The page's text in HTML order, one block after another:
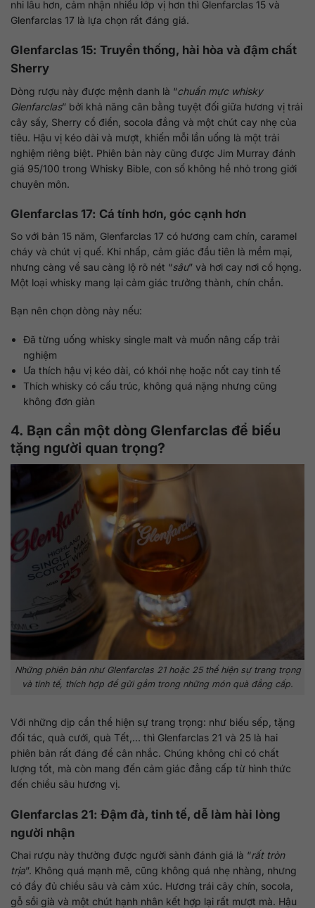
nhi lâu hơn, cảm nhận nhiều lớp vị hơn thì Glenfarclas 15 và
Glenfarclas 17 là lựa chọn rất đáng giá.
Glenfarclas 15: Truyền thống, hài hòa và đậm chất
Sherry
Dòng rượu này được mệnh danh là “chuẩn mực whisky
Glenfarclas” bởi khả năng cân bằng tuyệt đối giữa hương vị trái
cây sấy, Sherry cổ điển, socola đắng và một chút cay nhẹ của
tiêu. Hậu vị kéo dài và mượt, khiến mỗi lần uống là một trải
nghiệm riêng biệt. Phiên bản này cũng được Jim Murray đánh
giá 95/100 trong Whisky Bible, con số không hề nhỏ trong giới
chuyên môn.
Glenfarclas 17: Cá tính hơn, góc cạnh hơn
So với bản 15 năm, Glenfarclas 17 có hương cam chín, caramel
cháy và chút vị quế. Khi nhấp, cảm giác đầu tiên là mềm mại,
nhưng càng về sau càng lộ rõ nét “sâu” và hơi cay nơi cổ họng.
Một loại whisky mang lại cảm giác trưởng thành, chín chắn.
Bạn nên chọn dòng này nếu:
Đã từng uống whisky single malt và muốn nâng cấp trải
nghiệm
Ưa thích hậu vị kéo dài, có khói nhẹ hoặc nốt cay tinh tế
Thích whisky có cấu trúc, không quá nặng nhưng cũng
không đơn giản
4. Bạn cần một dòng Glenfarclas để biếu
tặng người quan trọng?
Những phiên bản như Glenfarclas 21 hoặc 25 thể hiện sự trang trọng
và tinh tế, thích hợp để gửi gắm trong những món quà đẳng cấp.
Với những dịp cần thể hiện sự trang trọng: như biếu sếp, tặng
đối tác, quà cưới, quà Tết,… thì Glenfarclas 21 và 25 là hai
phiên bản rất đáng để cân nhắc. Chúng không chỉ có chất
lượng tốt, mà còn mang đến cảm giác đẳng cấp từ hình thức
đến chiều sâu hương vị.
Glenfarclas 21: Đậm đà, tinh tế, dễ làm hài lòng
người nhận
Chai rượu này thường được người sành đánh giá là “rất tròn
trịa”. Không quá mạnh mẽ, cũng không quá nhẹ nhàng, nhưng
có đầy đủ chiều sâu và cảm xúc. Hương trái cây chín, socola,
gỗ sồi già và một chút hạnh nhân kết hợp lại rất mượt mà. Hậu